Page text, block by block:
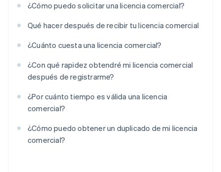
¿Cómo puedo solicitar una licencia comercial?
Qué hacer después de recibir tu licencia comercial
¿Cuánto cuesta una licencia comercial?
¿Con qué rapidez obtendré mi licencia comercial
después de registrarme?
¿Por cuánto tiempo es válida una licencia
comercial?
¿Cómo puedo obtener un duplicado de mi licencia
comercial?